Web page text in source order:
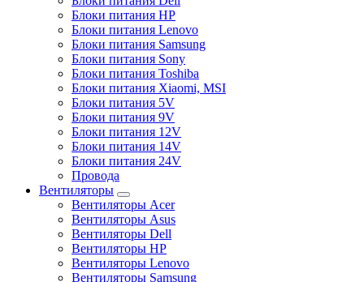
Блоки питания HP
Блоки питания Lenovo
Блоки питания Samsung
Блоки питания Sony
Блоки питания Toshiba
Блоки питания Xiaomi, MSI
Блоки питания 5V
Блоки питания 9V
Блоки питания 12V
Блоки питания 14V
Блоки питания 24V
Провода
Вентиляторы
Вентиляторы Acer
Вентиляторы Asus
Вентиляторы Dell
Вентиляторы HP
Вентиляторы Lenovo
Вентиляторы Samsung